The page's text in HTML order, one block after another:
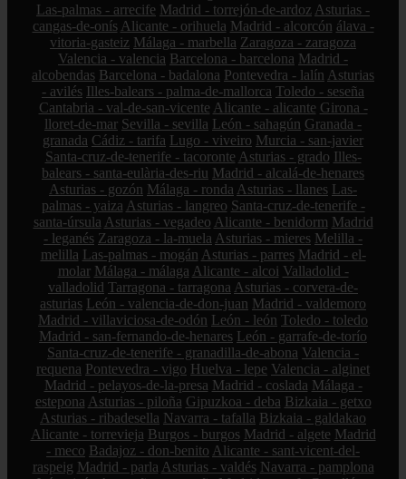
Las-palmas - arrecife Madrid - torrejón-de-ardoz Asturias -
cangas-de-onís Alicante - orihuela Madrid - alcorcón álava -
vitoria-gasteiz Málaga - marbella Zaragoza - zaragoza
Valencia - valencia Barcelona - barcelona Madrid -
alcobendas Barcelona - badalona Pontevedra - lalín Asturias
- avilés Illes-balears - palma-de-mallorca Toledo - seseña
Cantabria - val-de-san-vicente Alicante - alicante Girona -
lloret-de-mar Sevilla - sevilla León - sahagún Granada -
granada Cádiz - tarifa Lugo - viveiro Murcia - san-javier
Santa-cruz-de-tenerife - tacoronte Asturias - grado Illes-
balears - santa-eulària-des-riu Madrid - alcalá-de-henares
Asturias - gozón Málaga - ronda Asturias - llanes Las-
palmas - yaiza Asturias - langreo Santa-cruz-de-tenerife -
santa-úrsula Asturias - vegadeo Alicante - benidorm Madrid
- leganés Zaragoza - la-muela Asturias - mieres Melilla -
melilla Las-palmas - mogán Asturias - parres Madrid - el-
molar Málaga - málaga Alicante - alcoi Valladolid -
valladolid Tarragona - tarragona Asturias - corvera-de-
asturias León - valencia-de-don-juan Madrid - valdemoro
Madrid - villaviciosa-de-odón León - león Toledo - toledo
Madrid - san-fernando-de-henares León - garrafe-de-torío
Santa-cruz-de-tenerife - granadilla-de-abona Valencia -
requena Pontevedra - vigo Huelva - lepe Valencia - alginet
Madrid - pelayos-de-la-presa Madrid - coslada Málaga -
estepona Asturias - piloña Gipuzkoa - deba Bizkaia - getxo
Asturias - ribadesella Navarra - tafalla Bizkaia - galdakao
Alicante - torrevieja Burgos - burgos Madrid - algete Madrid
- meco Badajoz - don-benito Alicante - sant-vicent-del-
raspeig Madrid - parla Asturias - valdés Navarra - pamplona